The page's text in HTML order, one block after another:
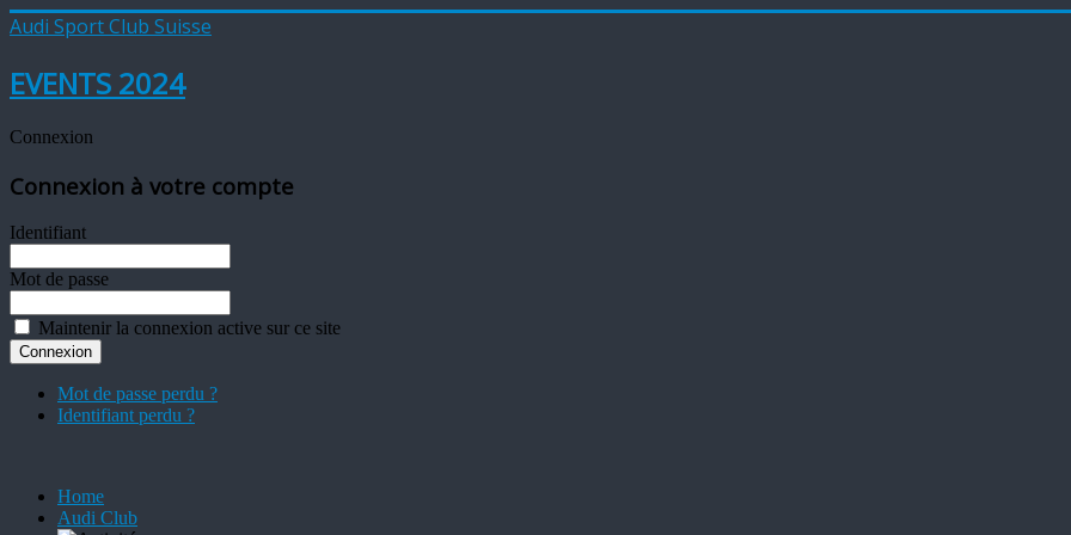
Audi Sport Club Suisse
EVENTS 2024
Connexion
Connexion à votre compte
Identifiant
Mot de passe
Maintenir la connexion active sur ce site
Mot de passe perdu ?
Identifiant perdu ?
Home
Audi Club